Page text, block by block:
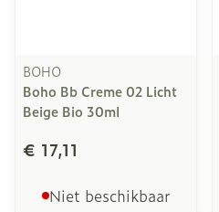
BOHO
Boho Bb Creme 02 Licht
Beige Bio 30ml
€ 17,11
Niet beschikbaar